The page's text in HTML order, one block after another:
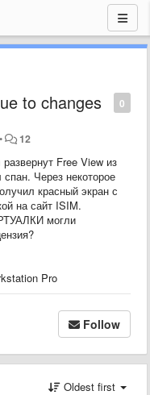
0
to changes
• 12
Free View из
Через некоторое
красный экран с
на сайт ISIM.
могли
Pro
Follow
Oldest first